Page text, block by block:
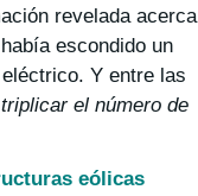
revelada acerca
escondido un
Y entre las
el número de
eólicas